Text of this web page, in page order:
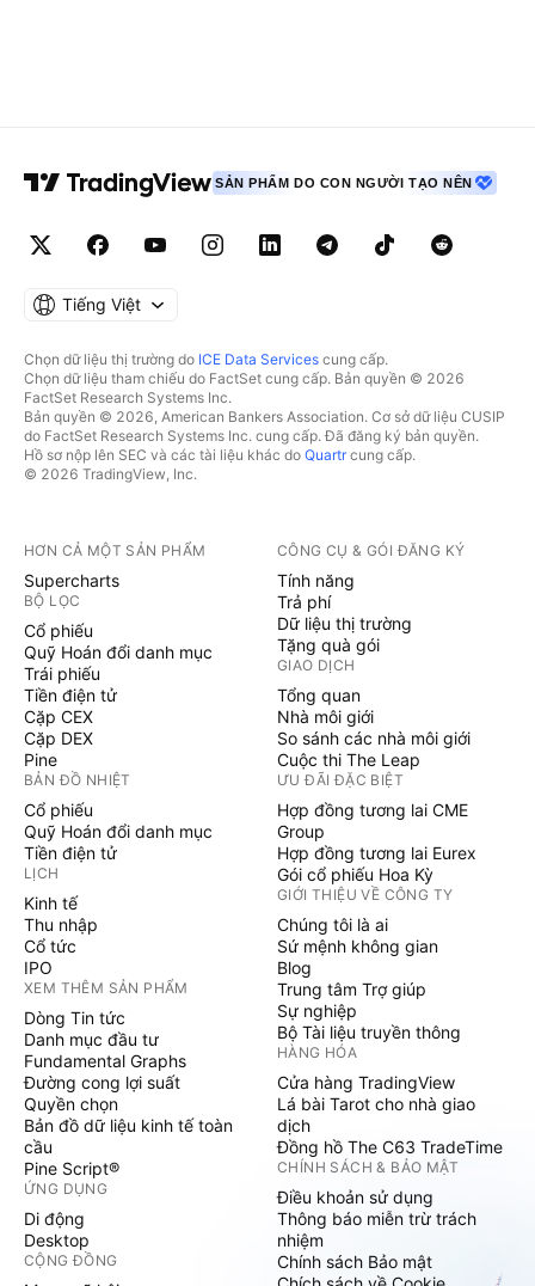
SẢN PHẨM DO CON NGƯỜI TẠO NÊN
Tiếng Việt
Chọn dữ liệu thị trường do ICE Data Services cung cấp.
Chọn dữ liệu tham chiếu do FactSet cung cấp. Bản quyền © 2026
FactSet Research Systems Inc.
Bản quyền © 2026, American Bankers Association. Cơ sở dữ liệu CUSIP
do FactSet Research Systems Inc. cung cấp. Đã đăng ký bản quyền.
Hồ sơ nộp lên SEC và các tài liệu khác do Quartrcung cấp.
© 2026 TradingView, Inc.
HƠN CẢ MỘT SẢN PHẨM
Supercharts
BỘ LỌC
Cổ phiếu
Quỹ Hoán đổi danh mục
Trái phiếu
Tiền điện tử
Cặp CEX
Cặp DEX
Pine
BẢN ĐỒ NHIỆT
Cổ phiếu
Quỹ Hoán đổi danh mục
Tiền điện tử
LỊCH
Kinh tế
Thu nhập
Cổ tức
IPO
XEM THÊM SẢN PHẨM
Dòng Tin tức
Danh mục đầu tư
Fundamental Graphs
Đường cong lợi suất
Quyền chọn
Bản đồ dữ liệu kinh tế toàn
cầu
Pine Script®
ỨNG DỤNG
Di động
Desktop
CỘNG ĐỒNG
CÔNG CỤ & GÓI ĐĂNG KÝ
Tính năng
Trả phí
Dữ liệu thị trường
Tặng quà gói
GIAO DỊCH
Tổng quan
Nhà môi giới
So sánh các nhà môi giới
Cuộc thi The Leap
ƯU ĐÃI ĐẶC BIỆT
Hợp đồng tương lai CME
Group
Hợp đồng tương lai Eurex
Gói cổ phiếu Hoa Kỳ
GIỚI THIỆU VỀ CÔNG TY
Chúng tôi là ai
Sứ mệnh không gian
Blog
Trung tâm Trợ giúp
Sự nghiệp
Bộ Tài liệu truyền thông
HÀNG HÓA
Cửa hàng TradingView
Lá bài Tarot cho nhà giao
dịch
Đồng hồ The C63 TradeTime
CHÍNH SÁCH & BẢO MẬT
Điều khoản sử dụng
Thông báo miễn trừ trách
nhiệm
Chính sách Bảo mật